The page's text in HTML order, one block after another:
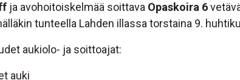
ja avohoitoiskelmää soittava Opaskoira 6
tunteella Lahden illassa torstaina 9.
aukiolo- ja soittoajat:
auki